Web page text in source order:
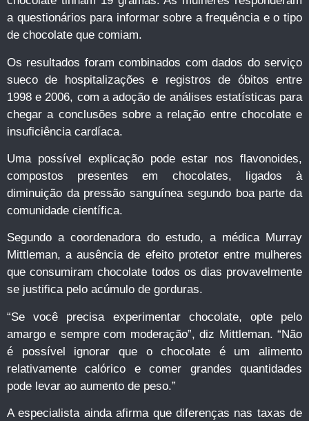
a questionários para informar sobre a frequência e o tipo
de chocolate que comiam.
Os resultados foram combinados com dados do serviço
sueco de hospitalizações e registros de óbitos entre
1998 e 2006, com a adoção de análises estatísticas para
chegar a conclusões sobre a relação entre chocolate e
insuficiência cardíaca.
Uma possível explicação pode estar nos flavonoides,
compostos presentes em chocolates, ligados à
diminuição da pressão sanguínea segundo boa parte da
comunidade científica.
Segundo a coordenadora do estudo, a médica Murray
Mittleman, a ausência de efeito protetor entre mulheres
que consumiram chocolate todos os dias provavelmente
se justifica pelo acúmulo de gorduras.
“Se você precisa experimentar chocolate, opte pelo
amargo e sempre com moderação”, diz Mittleman. “Não
é possível ignorar que o chocolate é um alimento
relativamente calórico e comer grandes quantidades
pode levar ao aumento de peso.”
A especialista ainda afirma que diferenças nas taxas de